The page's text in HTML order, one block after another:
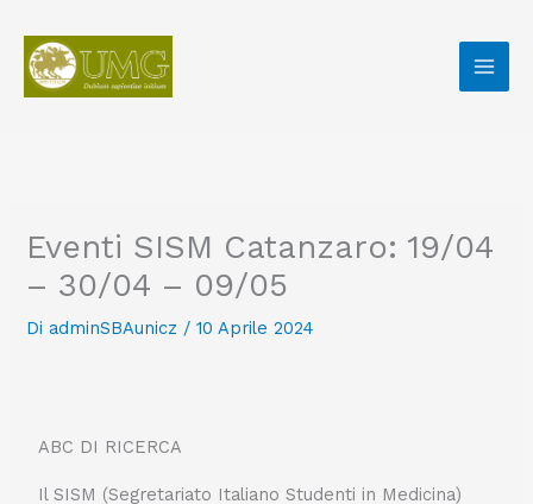
contenuto
Eventi SISM Catanzaro: 19/04
– 30/04 – 09/05
Di adminSBAunicz /10 Aprile 2024
ABC DI RICERCA
Il SISM (Segretariato Italiano Studenti in Medicina)